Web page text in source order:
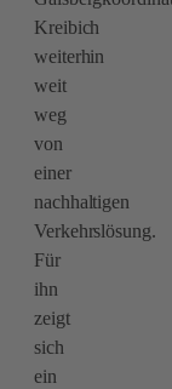
Kreibich
weiterhin
weit
weg
von
einer
nachhaltigen
Verkehrslösung.
Für
ihn
zeigt
sich
ein